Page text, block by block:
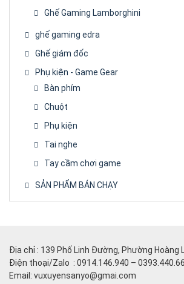
Ghế Gaming Lamborghini
ghế gaming edra
Ghế giám đốc
Phụ kiện - Game Gear
Bàn phím
Chuột
Phụ kiện
Tai nghe
Tay cầm chơi game
SẢN PHẨM BÁN CHẠY
Địa chỉ : 139 Phố Linh Đường, Phường Hoàng
Điện thoại/Zalo : 0914.146.940 –
Email: vuxuyensanyo@gmai.com